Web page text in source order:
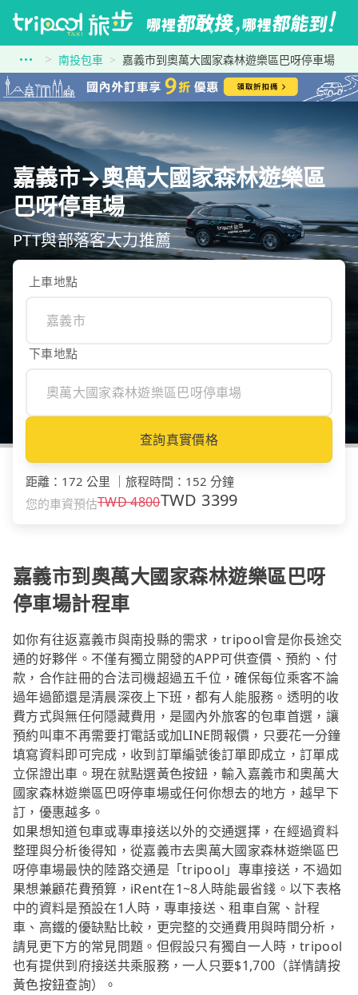
南投包車 嘉義市到奧萬大國家森林遊樂區巴呀停車場
嘉義市→奧萬大國家森林遊樂區
巴呀停車場
PTT與部落客大力推薦
上車地點
下車地點
查詢真實價格
距離 ： 172 公里 旅程時間 ： 152 分鐘
您的車資預估TWD4800TWD 3399
嘉義市到奧萬大國家森林遊樂區巴呀
停車場計程車
如你有往返嘉義市與南投縣的需求，tripool會是你長途交
通的好夥伴。不僅有獨立開發的APP可供查價、預約、付
款，合作註冊的合法司機超過五千位，確保每位乘客不論
過年過節還是清晨深夜上下班，都有人能服務。透明的收
費方式與無任何隱藏費用，是國內外旅客的包車首選，讓
預約叫車不再需要打電話或加LINE問報價，只要花一分鐘
填寫資料即可完成，收到訂單編號後訂單即成立，訂單成
立保證出車。現在就點選黃色按鈕，輸入嘉義市和奧萬大
國家森林遊樂區巴呀停車場或任何你想去的地方，越早下
訂，優惠越多。
如果想知道包車或專車接送以外的交通選擇，在經過資料
整理與分析後得知，從嘉義市去奧萬大國家森林遊樂區巴
呀停車場最快的陸路交通是「tripool」專車接送，不過如
果想兼顧花費預算，iRent在1~8人時能最省錢。以下表格
中的資料是預設在1人時，專車接送、租車自駕、計程
車、高鐵的優缺點比較，更完整的交通費用與時間分析，
請見更下方的常見問題。但假設只有獨自一人時，tripool
也有提供到府接送共乘服務，一人只要$1,700（詳情請按
黃色按鈕查詢）。